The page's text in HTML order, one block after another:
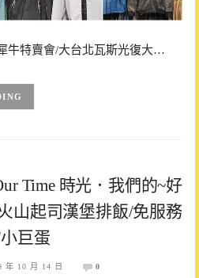
牛特賣會/大台北瓦斯光復大…
Time 時光．我們的~好
山起司漢堡排飯/免服務
巨蛋
年 10 月 14 日 0